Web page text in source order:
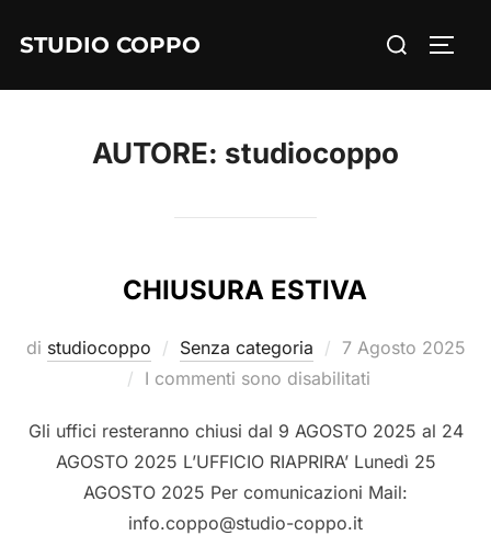
STUDIO COPPO
AUTORE: studiocoppo
CHIUSURA ESTIVA
di studiocoppo Senza categoria
7 Agosto 2025
I commenti sono disabilitati
Gli uffici resteranno chiusi dal 9 AGOSTO 2025 al 24
AGOSTO 2025 L’UFFICIO RIAPRIRA’ Lunedì 25
AGOSTO 2025 Per comunicazioni Mail:
info.coppo@studio-coppo.it